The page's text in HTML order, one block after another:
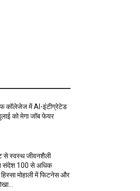
कॉलेजेज में AI-इंटीग्रेटेड
को मेगा जॉब फेयर
से स्वस्थ जीवनशैली
संदेश 100 से अधिक
हिस्सा मोहाली में फिटनेस और